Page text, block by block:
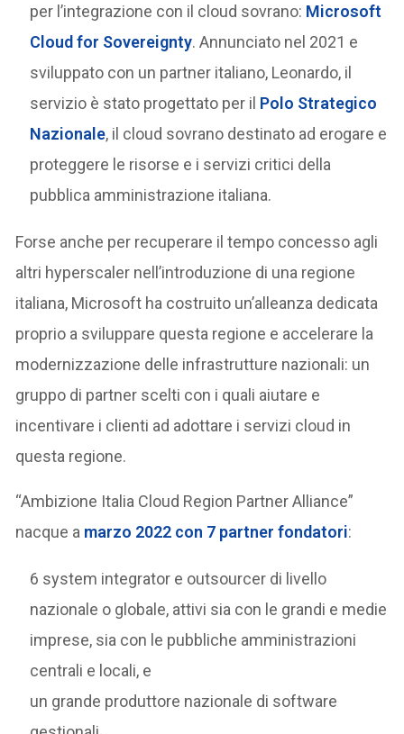
per l’integrazione con il cloud sovrano: Microsoft
Cloud for Sovereignty. Annunciato nel 2021 e
sviluppato con un partner italiano, Leonardo, il
servizio è stato progettato per il Polo Strategico
Nazionale, il cloud sovrano destinato ad erogare e
proteggere le risorse e i servizi critici della
pubblica amministrazione italiana.
Forse anche per recuperare il tempo concesso agli
altri hyperscaler nell’introduzione di una regione
italiana, Microsoft ha costruito un’alleanza dedicata
proprio a sviluppare questa regione e accelerare la
modernizzazione delle infrastrutture nazionali: un
gruppo di partner scelti con i quali aiutare e
incentivare i clienti ad adottare i servizi cloud in
questa regione.
“Ambizione Italia Cloud Region Partner Alliance”
nacque a marzo 2022 con 7 partner fondatori:
6 system integrator e outsourcer di livello
nazionale o globale, attivi sia con le grandi e medie
imprese, sia con le pubbliche amministrazioni
centrali e locali, e
un grande produttore nazionale di software